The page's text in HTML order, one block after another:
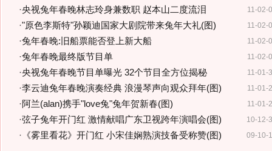
11-02-
·央视兔年春晚林志玲身兼数职 赵本山二度流泪
11-02-
·"原色李斯特"孙颖迪国家大剧院带来兔年大礼(图)
11-02-
·兔年春晚:旧船票能否登上新大船
11-02-
·兔年春晚最终版节目单
11-01-
·央视兔年春晚节目单曝光 32个节目全方位揭秘
11-01-
·李云迪兔年春晚演奏经典 浪漫琴声向观众拜年(图)
11-01-
·阿兰(alan)携手"love兔"兔年贺新春(图)
10-12-
·弦子兔年开门红 激情献唱广东卫视跨年演唱会(图)
09-10-
· 《雾里看花》开门红 小宋佳娴熟演技备受称赞(图)